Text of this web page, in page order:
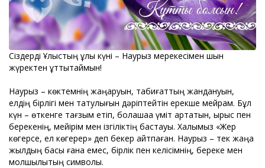
Сіздерді Ұлыстың ұлы күні – Наурыз мерекесімен шын
жүректен құттықтаймын!
Наурыз – көктемнің жаңаруын, табиғаттың жандануын,
елдің бірлігі мен татулығын дәріптейтін ерекше мейрам. Бұл
күн – өткенге тағзым етіп, болашаққа үміт артатын, ырыс пен
берекенің, мейірім мен ізгіліктің бастауы. Халқымыз «Жер
көгерсе, ел көгерер» деп бекер айтпаған. Наурыз – тек жаңа
жылдың басы ғана емес, бірлік пен келісімнің, береке мен
молшылықтың символы.